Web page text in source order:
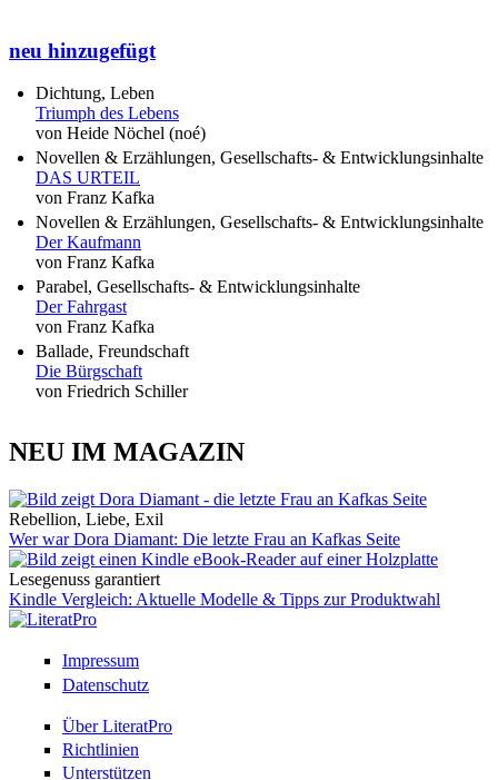
neu hinzugefügt
Dichtung, Leben
Triumph des Lebens
von Heide Nöchel (noé)
Novellen & Erzählungen, Gesellschafts- & Entwicklungsinhalte
DAS URTEIL
von Franz Kafka
Novellen & Erzählungen, Gesellschafts- & Entwicklungsinhalte
Der Kaufmann
von Franz Kafka
Parabel, Gesellschafts- & Entwicklungsinhalte
Der Fahrgast
von Franz Kafka
Ballade, Freundschaft
Die Bürgschaft
von Friedrich Schiller
NEU IM MAGAZIN
Rebellion, Liebe, Exil
Wer war Dora Diamant: Die letzte Frau an Kafkas Seite
Lesegenuss garantiert
Kindle Vergleich: Aktuelle Modelle & Tipps zur Produktwahl
Impressum
Datenschutz
Über LiteratPro
Richtlinien
Unterstützen